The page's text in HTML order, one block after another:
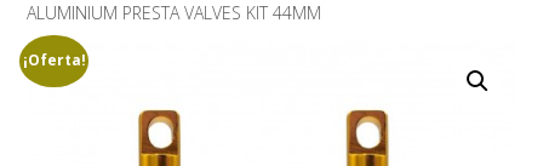
ALUMINIUM PRESTA VALVES KIT 44MM
¡Oferta!